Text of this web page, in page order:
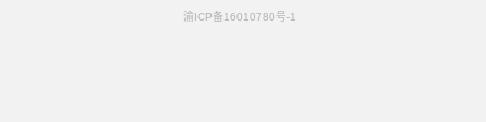
渝ICP备16010780号-1